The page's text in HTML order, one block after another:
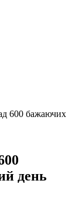
600 бажаючих
день